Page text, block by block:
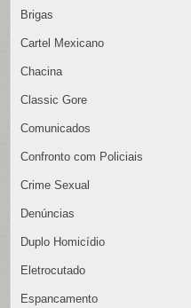
Brigas
Cartel Mexicano
Chacina
Classic Gore
Comunicados
Confronto com Policiais
Crime Sexual
Denúncias
Duplo Homicídio
Eletrocutado
Espancamento